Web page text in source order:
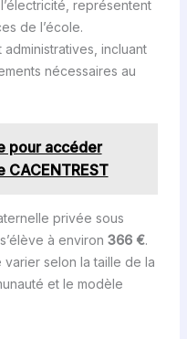
représentent
de l’école.
incluant
nécessaires au
pour accéder
privée sous
à environ 366 €.
selon la taille de la
et le modèle